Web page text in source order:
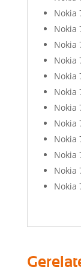
Nokia
Nokia
Nokia
Nokia
Nokia
Nokia
Nokia
Nokia
Nokia
Nokia
Nokia
Nokia